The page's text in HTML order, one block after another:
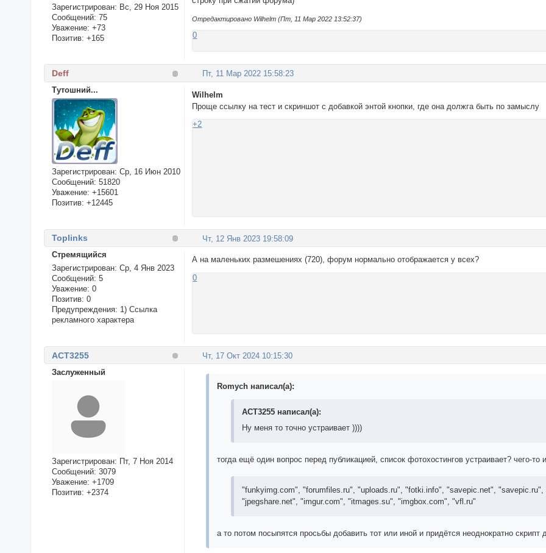
Зарегистрирован: Вс, 29 Ноя 2015
Сообщений: 75
Уважение: +73
Позитив: +165
Отредактировано Wilhelm (Пт, 11 Мар 2022 13:52:37)
0
Пт, 11 Мар 2022 15:58:23
Deff
Тутошний...
Зарегистрирован: Ср, 16 Июн 2010
Сообщений: 51820
Уважение: +15601
Позитив: +12445
Wilhelm
Проще ссылку на тест и скриншот с добавкой энтой кнопки, где она должга быть по замыслу
+2
Чт, 12 Янв 2023 19:58:09
Toplinks
Стремящийся
Зарегистрирован: Ср, 4 Янв 2023
Сообщений: 5
Уважение: 0
Позитив: 0
Предупреждения: 1) Ссылка
рекламного характера
А на маленьких размешениях (720), форум нормально отображается у всех?
0
Чт, 17 Окт 2024 10:15:30
ACT3255
Заслуженный
Зарегистрирован: Пт, 7 Ноя 2014
Сообщений: 3079
Уважение: +1709
Позитив: +2374
Romych написал(а):
ACT3255 написал(а):
Ну меня то точно устраивает ))))
тогда ещё один вопрос перед публикацией, список фотохостингов устраивает? чего-
"funkyimg.com", "forumfiles.ru", "uploads.ru", "fotki.info", "savepic.net", "savepic.ru",
"jpegshare.net", "imgur.com", "itmages.su", "imgbox.com", "vfl.ru"
а то потом посыпятся просьбы добавить тот или иной и придётся неоднократно скрипт